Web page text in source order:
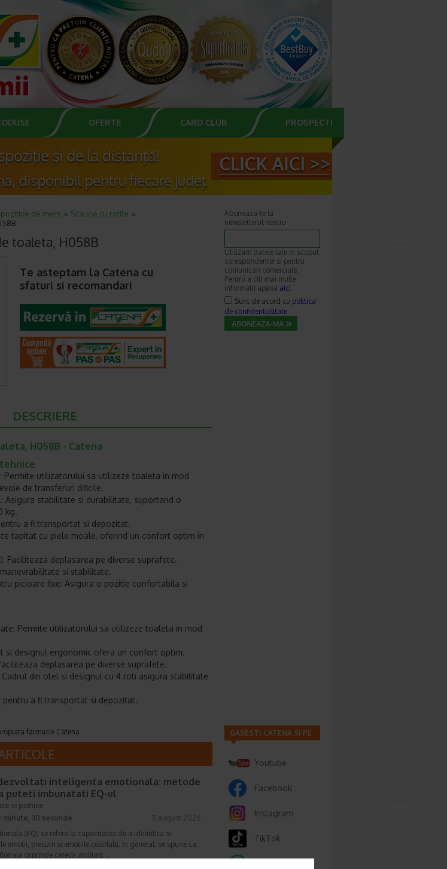
OFERTE CARD CLUB PROSPECTE
de mers
Scaune cu rotile
toaleta, H058B
Te asteptam la Catena cu
sfaturi si recomandari
DESCRIERE
H058B - Catena
Permite utilizatorului sa utilizeze toaleta in mod
de transferuri dificile.
Asigura stabilitate si durabilitate, suportand o
kg.
a fi transportat si depozitat.
tapitat cu piele moale, oferind un confort optim in
Faciliteaza deplasarea pe diverse suprafete.
si stabilitate.
picioare fixe: Asigura o pozitie confortabila si
Permite utilizatorului sa utilizeze toaleta in mod
si designul ergonomic ofera un confort optim.
deplasarea pe diverse suprafete.
din otel si designul cu 4 roti asigura stabilitate
pentru a fi transportat si depozitat.
farmacie Catena
dezvoltati inteligenta emotionala: metode
puteti imbunatati EQ-ul
si psihice
minute, 30 secunde
5 august 2026
(EQ) se refera la capacitatea de a identifica si
emotii, precum si emotiile celorlalti. In general, se spune ca
cuprinde cateva abilitati:…
Aboneaza-te la
newsletterul nostru
Utilizam datele tale in scopul
corespondentei si pentru
comunicari comerciale.
Pentru a citi mai multe
informatii apasa aici.
Sunt de acord cu politica
de confidentialitate
GASESTI CATENA SI PE
Youtube
Facebook
Instagram
TikTok